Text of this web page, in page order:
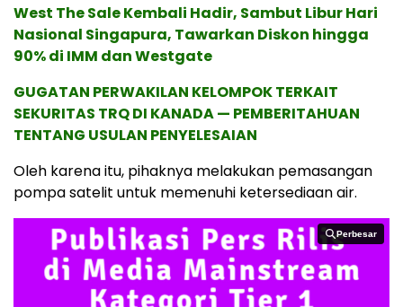
West The Sale Kembali Hadir, Sambut Libur Hari
Nasional Singapura, Tawarkan Diskon hingga
90% di IMM dan Westgate
GUGATAN PERWAKILAN KELOMPOK TERKAIT
SEKURITAS TRQ DI KANADA — PEMBERITAHUAN
TENTANG USULAN PENYELESAIAN
Oleh karena itu, pihaknya melakukan pemasangan
pompa satelit untuk memenuhi ketersediaan air.
Perbesar
Perbesar